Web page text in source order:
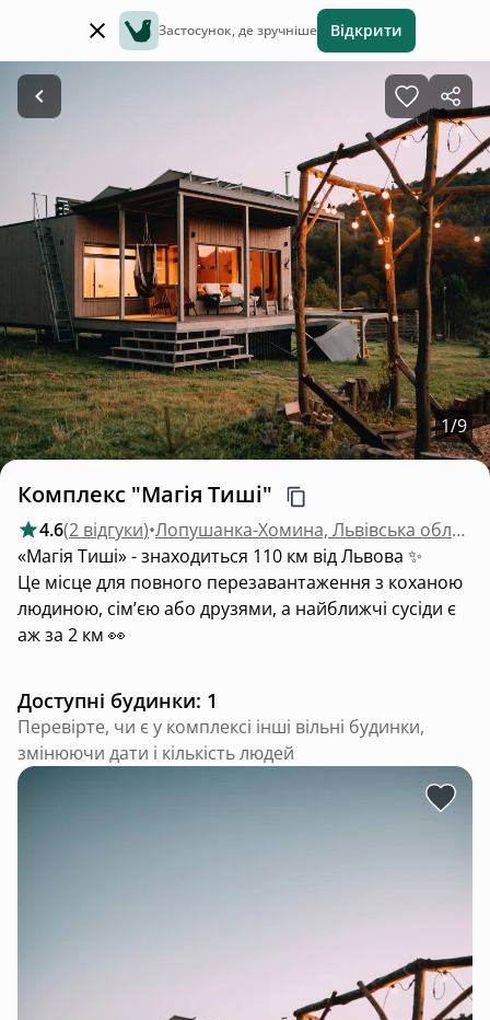
Застосунок, де зручніше Відкрити
1/9
Комплекс "Магія Тиші"
4.6(2 відгуки)•
Лопушанка-Хомина, Львівська область
«Магія Тиші» - знаходиться 110 км від Львова ✨
Це місце для повного перезавантаження з коханою
людиною, сімʼєю або друзями, а найближчі сусіди є
аж за 2 км 👀
Доступні будинки: 1
Перевірте, чи є у комплексі інші вільні будинки,
змінюючи дати і кількість людей